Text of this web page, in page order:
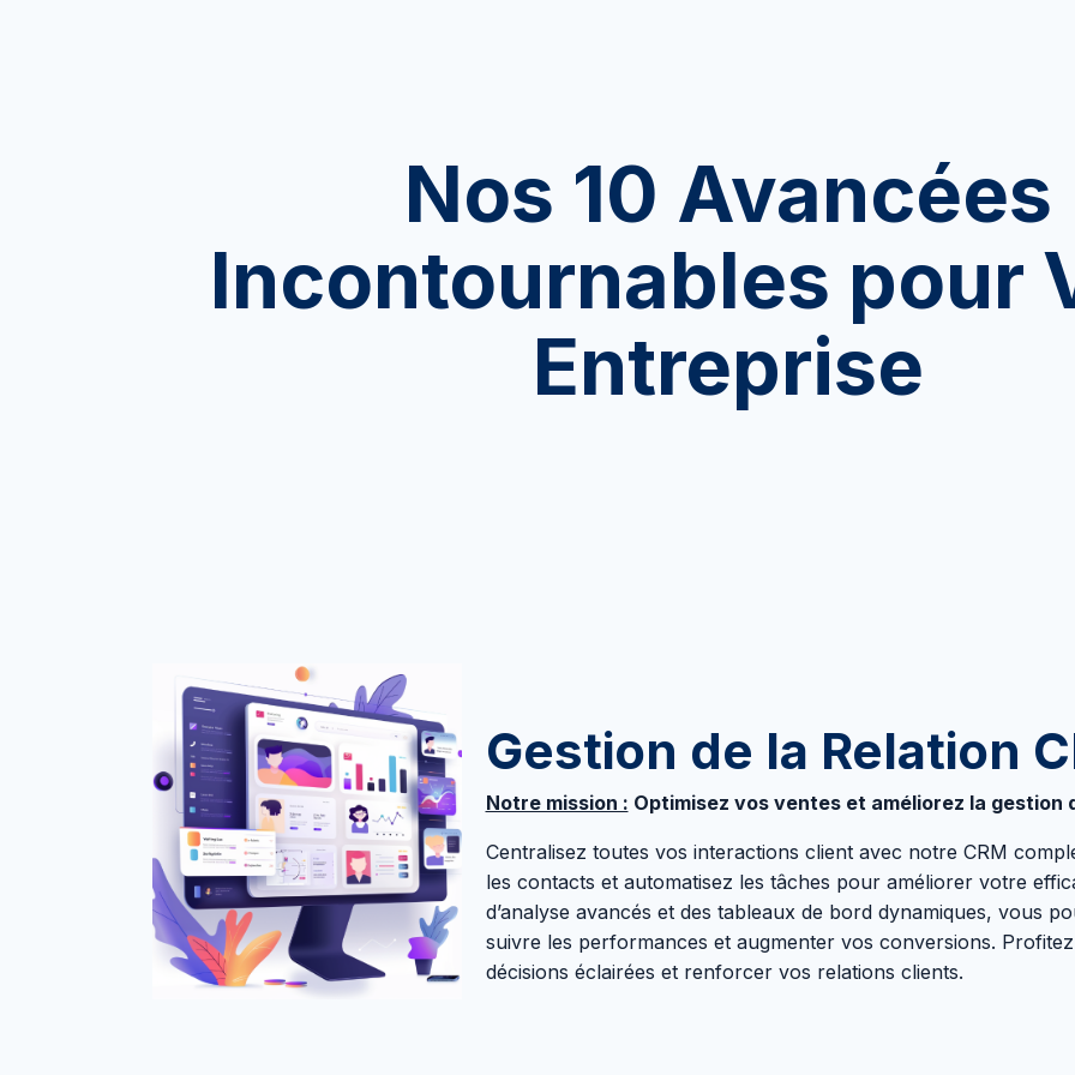
Nos 10 Avancées
Incontournables pour
Entreprise
Gestion de la Relation
Notre mission : Optimisez vos ventes et améliorez la gestion
Centralisez toutes vos interactions client avec notre CRM
les contacts et automatisez les tâches pour améliorer votre
d’analyse avancés et des tableaux de bord dynamiques, vous
suivre les performances et augmenter vos conversions.
décisions éclairées et renforcer vos relations clients.